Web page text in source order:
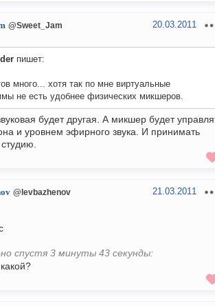
@Sweet_Jam 20.03.2011
пишет:
много... хотя так по мне виртуальные
не есть удобнее физических микшеров.
будет другая. А микшер будет
и уровнем эфирного звука. И принимать
@levbazhenov 21.03.2011
спустя 3 минуты 43 секунды: